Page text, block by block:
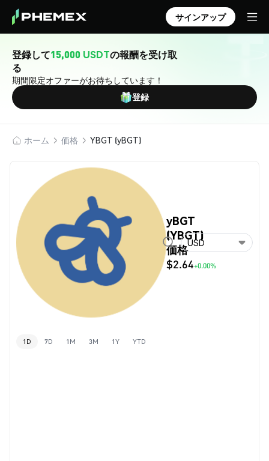
サインアップ
登録して15,000 USDTの報酬を受け取
る
期間限定オファーがお待ちしています！
登録
ホーム 価格 YBGT (yBGT)
yBGT
(YBGT)
価格
$2.64+0.00%
USD
1D 7D 1M 3M 1Y YTD